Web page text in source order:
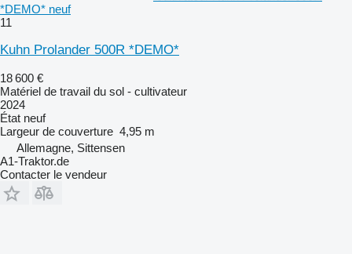
*DEMO* neuf
11
Kuhn Prolander 500R *DEMO*
18 600 €
Matériel de travail du sol - cultivateur
2024
État neuf
Largeur de couverture 4,95 m
Allemagne, Sittensen
A1-Traktor.de
Contacter le vendeur